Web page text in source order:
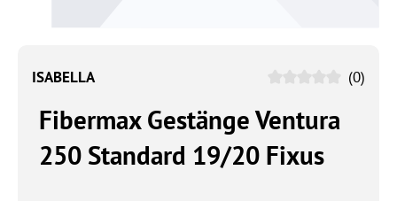
ISABELLA (0)
Fibermax Gestänge Ventura
250 Standard 19/20 Fixus